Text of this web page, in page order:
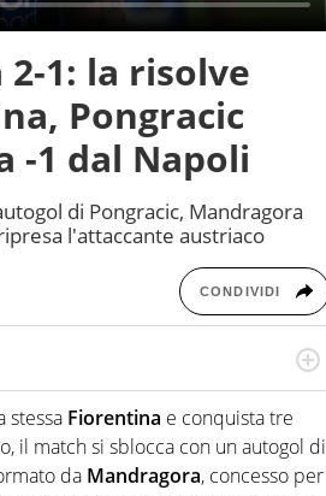
1: la risolve
Pongracic
-1 dal Napoli
di Pongracic, Mandragora
l'attaccante austriaco
CONDIVIDI
giocato ma non rinuncia allo
risposte che il rettangolo verde non
stessa Fiorentina e conquista tre
il match si sblocca con un autogol di
da Mandragora, concesso per